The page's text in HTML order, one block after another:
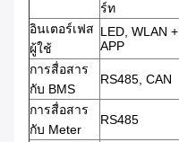
ร์ท
อินเตอร์เฟส
ผู้ใช้
LED, WLAN +
APP
การสื่อสาร
กับ BMS
RS485, CAN
การสื่อสาร
กับ Meter
RS485